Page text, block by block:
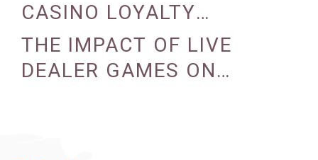
CASINO LOYALTY
PROGRAMS
THE IMPACT OF LIVE
DEALER GAMES ON